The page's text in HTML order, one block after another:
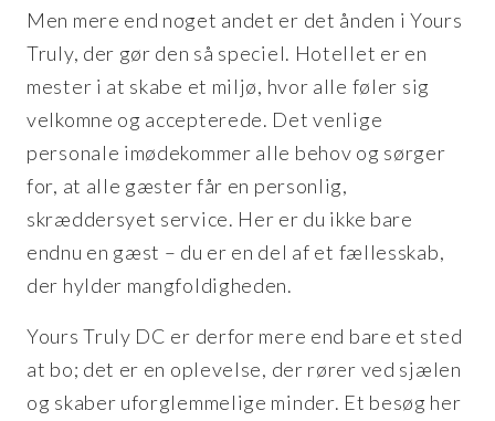
Men mere end noget andet er det ånden i Yours
Truly, der gør den så speciel. Hotellet er en
mester i at skabe et miljø, hvor alle føler sig
velkomne og accepterede. Det venlige
personale imødekommer alle behov og sørger
for, at alle gæster får en personlig,
skræddersyet service. Her er du ikke bare
endnu en gæst – du er en del af et fællesskab,
der hylder mangfoldigheden.
Yours Truly DC er derfor mere end bare et sted
at bo; det er en oplevelse, der rører ved sjælen
og skaber uforglemmelige minder. Et besøg her